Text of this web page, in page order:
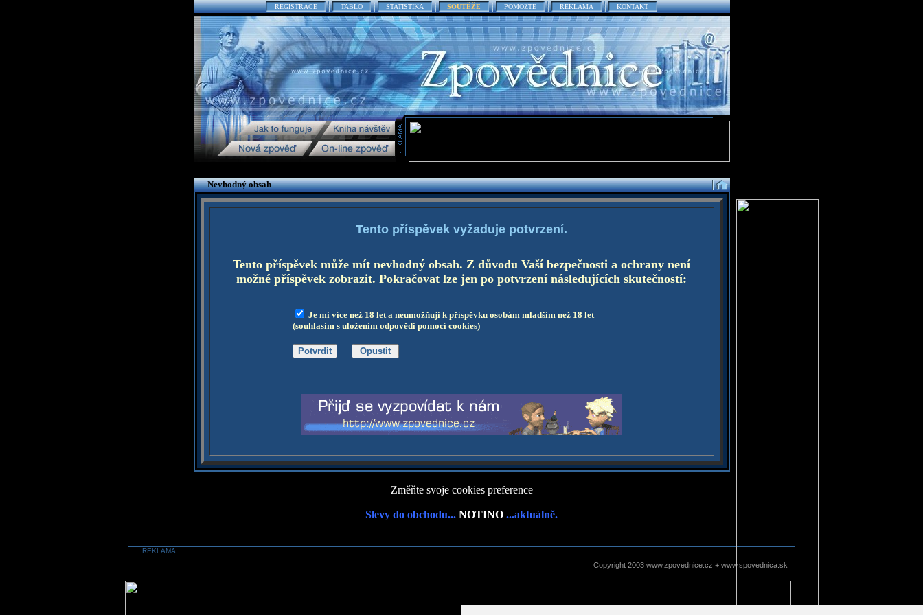
REGISTRACE TABLO STATISTIKA SOUTĚŽE POMOZTE REKLAMA KONTAKT
Nevhodný obsah
Tento příspěvek vyžaduje potvrzení.
Tento příspěvek může mít nevhodný obsah. Z důvodu Vaší bezpečnosti a ochrany není
možné příspěvek zobrazit. Pokračovat lze jen po potvrzení následujících skutečností:
Je mi více než 18 let a neumožňuji k příspěvku osobám mladším než 18 let
(souhlasím s uložením odpovědi pomocí cookies)
Změňte svoje cookies preference
Slevy do obchodu... NOTINO ...aktuálně.
REKLAMA
Copyright 2003 www.zpovednice.cz + www.spovednica.sk